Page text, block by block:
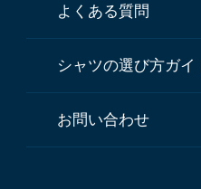
よくある質問
シャツの選び方ガイ
お問い合わせ